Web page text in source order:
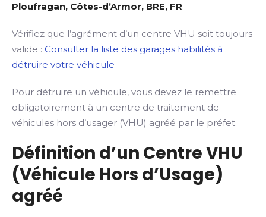
Ploufragan, Côtes-d’Armor, BRE, FR.
Vérifiez que l’agrément d’un centre VHU soit toujours
valide : Consulter la liste des garages habilités à
détruire votre véhicule
Pour détruire un véhicule, vous devez le remettre
obligatoirement à un centre de traitement de
véhicules hors d’usager (VHU) agréé par le préfet.
Définition d’un Centre VHU
(Véhicule Hors d’Usage)
agréé